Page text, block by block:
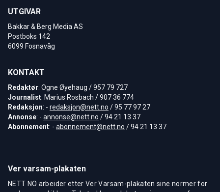
UTGIVAR
Bakkar & Berg Media AS
Postboks 142
6099 Fosnavåg
KONTAKT
Redaktør: Ogne Øyehaug / 957 79 727
Journalist: Marius Rosbach / 907 36 774
Redaksjon: - redaksjon@nett.no / 95 77 97 27
Annonse: - annonse@nett.no / 94 21 13 37
Abonnement: - abonnement@nett.no / 94 21 13 37
Ver varsam-plakaten
NETT NO arbeider etter Ver Varsam-plakaten sine normer for